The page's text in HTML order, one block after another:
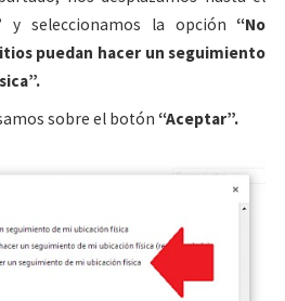
y seleccionamos la opción “No
puedan hacer un seguimiento
sobre el botón “Aceptar”.